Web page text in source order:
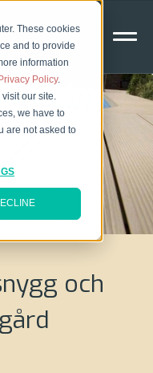
These cookies
and to provide
information
Privacy Policy.
our site.
we have to
are not asked to
och